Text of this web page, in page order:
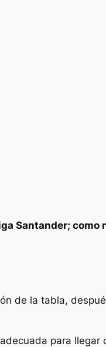
Santander; como
de la tabla,
para llegar